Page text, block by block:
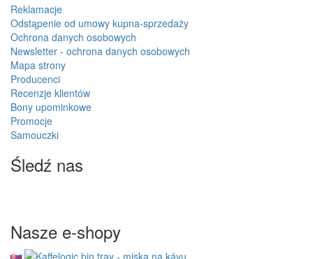
Reklamacje
Odstąpenie od umowy kupna-sprzedaży
Ochrona danych osobowych
Newsletter - ochrona danych osobowych
Mapa strony
Producenci
Recenzje klientów
Bony upominkowe
Promocje
Samouczki
Śledź nas
Nasze e-shopy